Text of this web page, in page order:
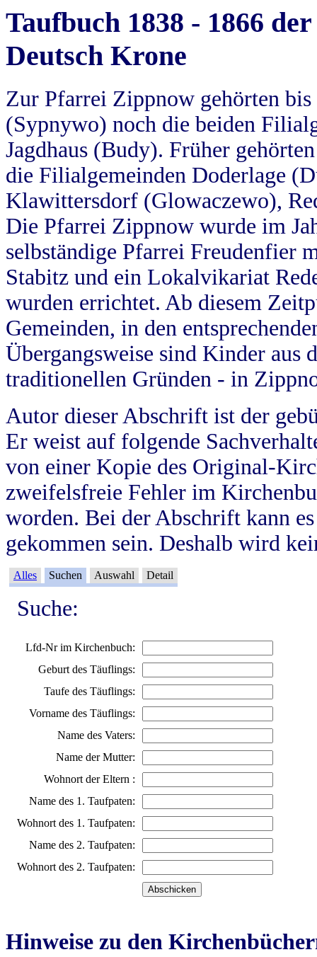
Taufbuch 1838 - 1866
Deutsch Krone
Zur Pfarrei Zippnow gehörten
(Sypnywo) noch die beiden
Jagdhaus (Budy). Früher
die Filialgemeinden Doderlage
Klawittersdorf (Glowaczewo),
Die Pfarrei Zippnow wurde im
selbständige Pfarrei Freudenfier
Stabitz und ein Lokalvikariat
wurden errichtet. Ab diesem
Gemeinden, in den
Übergangsweise sind Kinder aus
traditionellen Gründen - in
Autor dieser Abschrift ist der
Er weist auf folgende
von einer Kopie des Original-
zweifelsfreie Fehler im
worden. Bei der Abschrift kann
gekommen sein. Deshalb wird
Alles Suchen Auswahl Detail
Suche:
Lfd-Nr im Kirchenbuch:
Geburt des Täuflings:
Taufe des Täuflings:
Vorname des Täuflings:
Name des Vaters:
Name der Mutter:
Wohnort der Eltern :
Name des 1. Taufpaten:
Wohnort des 1. Taufpaten:
Name des 2. Taufpaten:
Wohnort des 2. Taufpaten:
Hinweise zu den